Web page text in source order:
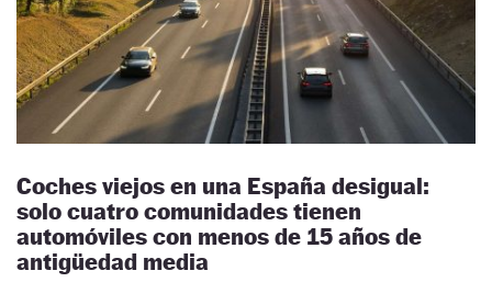
Coches viejos en una España desigual:
solo cuatro comunidades tienen
automóviles con menos de 15 años de
antigüedad media